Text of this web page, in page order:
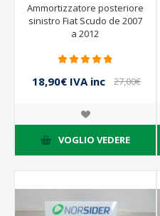
Ammortizzatore posteriore
sinistro Fiat Scudo de 2007
a 2012
18,90€ IVA inc
27,00€
VOGLIO VEDERE